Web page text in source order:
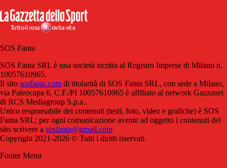
SOS Fanta
SOS Fanta SRL è una società iscritta al Registro Imprese di Milano n.
10057610965.
Il sito sosfanta.com di titolarità di SOS Fanta SRL, con sede a Milano,
via Paleocapa 6, C.F./PI 10057610965 è affiliato al network Gazzanet
di RCS Mediagroup S.p.a..
Unico responsabile dei contenuti (testi, foto, video e grafiche) è SOS
Fanta SRL; per ogni comunicazione avente ad oggetto i contenuti del
sito scrivere a sosfanta@gmail.com
Copyright 2021-2026 © Tutti i diritti riservati.
Footer Menu